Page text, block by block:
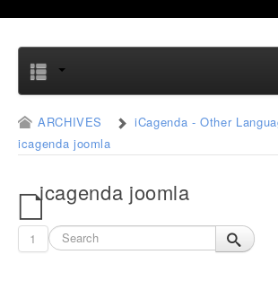
ARCHIVES iCagenda - Other
icagenda joomla
icagenda joomla
1